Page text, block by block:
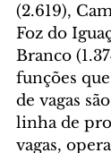
(2.619),
Foz do
Branco
funções
de vagas
linha de
vagas,